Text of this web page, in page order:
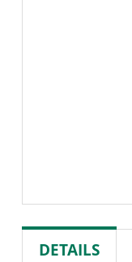
DETAILS